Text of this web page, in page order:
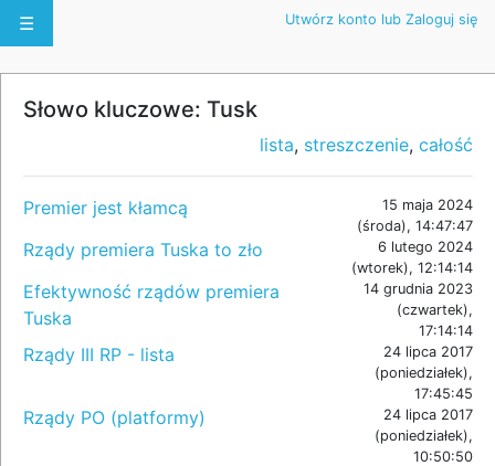
☰ Utwórz konto lub Zaloguj się
Słowo kluczowe: Tusk
lista, streszczenie, całość
Premier jest kłamcą
15 maja 2024
(środa), 14:47:47
Rządy premiera Tuska to zło
6 lutego 2024
(wtorek), 12:14:14
Efektywność rządów premiera
Tuska
14 grudnia 2023
(czwartek),
17:14:14
Rządy III RP - lista
24 lipca 2017
(poniedziałek),
17:45:45
Rządy PO (platformy)
24 lipca 2017
(poniedziałek),
10:50:50